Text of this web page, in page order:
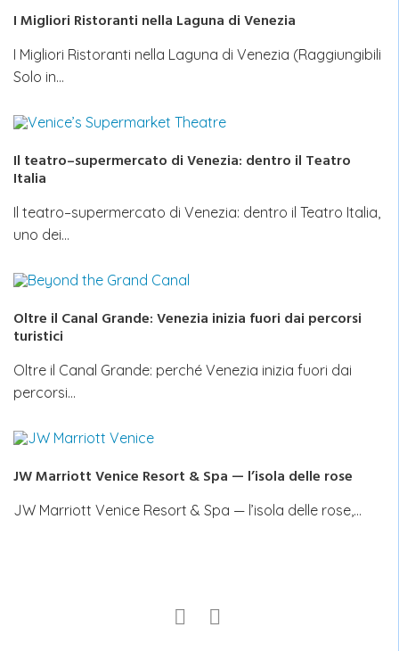
I Migliori Ristoranti nella Laguna di Venezia
I Migliori Ristoranti nella Laguna di Venezia (Raggiungibili
Solo in…
Il teatro–supermercato di Venezia: dentro il Teatro
Italia
Il teatro–supermercato di Venezia: dentro il Teatro Italia,
uno dei…
Oltre il Canal Grande: Venezia inizia fuori dai percorsi
turistici
Oltre il Canal Grande: perché Venezia inizia fuori dai
percorsi…
JW Marriott Venice Resort & Spa — l’isola delle rose
JW Marriott Venice Resort & Spa — l’isola delle rose,…